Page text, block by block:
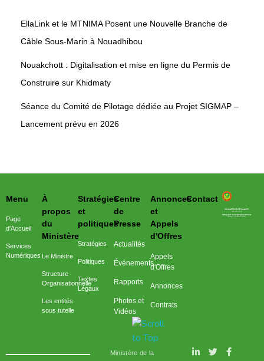
EllaLink et le MTNIMA Posent une Nouvelle Branche de
Câble Sous-Marin à Nouadhibou
Nouakchott : Digitalisation et mise en ligne du Permis de
Construire sur Khidmaty
Séance du Comité de Pilotage dédiée au Projet SIGMAP –
Lancement prévu en 2026
وزارة التحول الرقمي وعصرنة الادارة
Contact
Annonces
et
Appels
d'Offres
Appels
d'Offres
Annonces
Contrats
Centre
de
Presse
Actualités
Événements
Rapports
Photos et
Vidéos
Stratégies
et
politiques
Stratégies
Politiques
Textes
Légaux
À
propos
du
Ministère
Le Ministre
Structure
Organisationnelle
Les entités
sous tutelle
Menu
Page
d'Accueil
Services
Numériques
Ministère de la